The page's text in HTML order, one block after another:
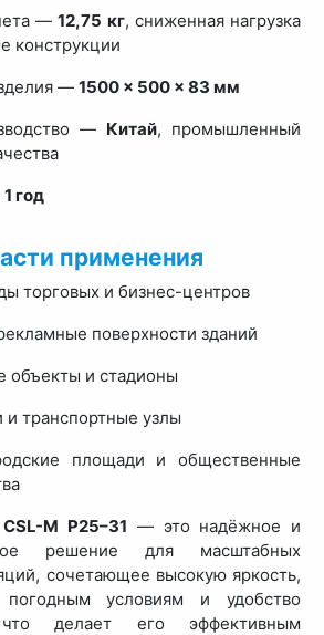
—12,75 кг, сниженная нагрузка
конструкции
— 1500 × 500 × 83 мм
— Китай, промышленный
1 год
применения
торговых и бизнес-центров
поверхности зданий
объекты и стадионы
и транспортные узлы
площади и общественные
CSL-M P25–31 — это надёжное и
решение для масштабных
сочетающее высокую яркость,
погодным условиям и удобство
что делает его эффективным